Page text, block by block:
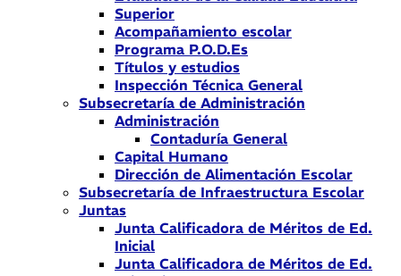
Superior
Acompañamiento escolar
Programa P.O.D.Es
Títulos y estudios
Inspección Técnica General
Subsecretaría de Administración
Administración
Contaduría General
Capital Humano
Dirección de Alimentación Escolar
Subsecretaría de Infraestructura Escolar
Juntas
Junta Calificadora de Méritos de Ed.
Inicial
Junta Calificadora de Méritos de Ed.